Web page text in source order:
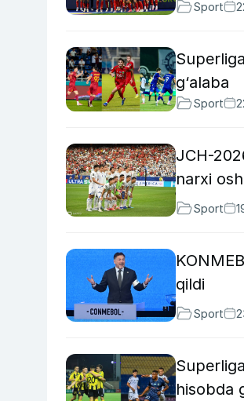
Sport
g‘alaba
Sport
JCH-
narxi
Sport
qildi
Sport
hisobda